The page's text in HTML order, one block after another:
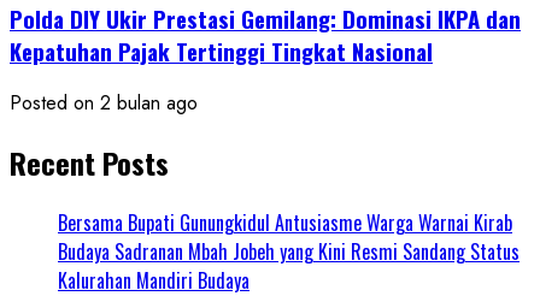
Polda DIY Ukir Prestasi Gemilang: Dominasi IKPA dan
Kepatuhan Pajak Tertinggi Tingkat Nasional
Posted on 2 bulan ago
Recent Posts
Bersama Bupati Gunungkidul Antusiasme Warga Warnai Kirab
Budaya Sadranan Mbah Jobeh yang Kini Resmi Sandang Status
Kalurahan Mandiri Budaya